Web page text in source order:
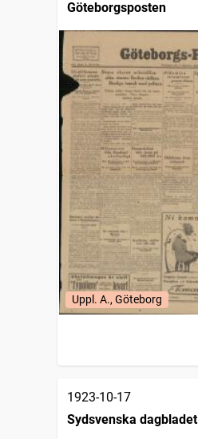
Göteborgsposten
Uppl. A., Göteborg
1923-10-17
Sydsvenska dagbladet